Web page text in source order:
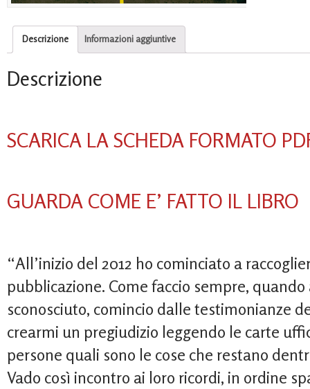
Descrizione Informazioni aggiuntive
Descrizione
SCARICA LA SCHEDA FORMATO
GUARDA COME E’ FATTO IL LIBRO
“All’inizio del 2012 ho cominciato a
pubblicazione. Come faccio sempre,
sconosciuto, comincio dalle testimonianze
crearmi un pregiudizio leggendo le carte
persone quali sono le cose che restano
Vado così incontro ai loro ricordi, in ordine